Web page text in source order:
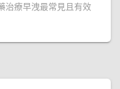
治療早洩最常見且有效